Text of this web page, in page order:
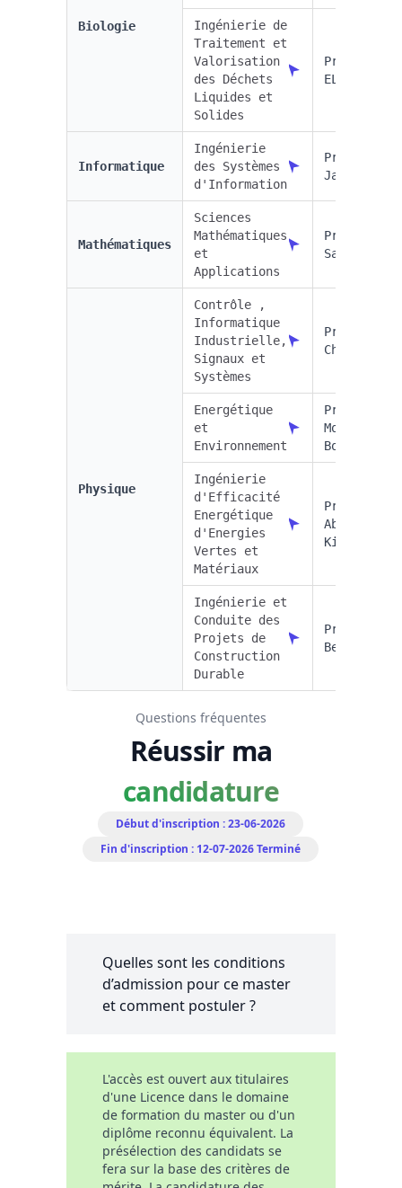
Biologie
Ingénierie de
Traitement et
Valorisation
des Déchets
Liquides et
Solides
Pr. Loubna
EL FELS
Informatique
Ingénierie
des Systèmes
d'Information
Pr. Zahi
Jarir
Mathématiques
Sciences
Mathématiques
et
Applications
Pr. Brahim
Sadik
Physique
Contrôle ,
Informatique
Industrielle,
Signaux et
Systèmes
Pr. Rafik
Channa
Energétique
et
Environnement
Pr.
Mohammed
Boukendil
Ingénierie
d'Efficacité
Energétique
d'Energies
Vertes et
Matériaux
Pr
Abdelkader
Kissani
Ingénierie et
Conduite des
Projets de
Construction
Durable
Pr Fatiha
Berroug
Questions fréquentes
Réussir ma
candidature
Début d'inscription : 23-06-2026
Fin d'inscription : 12-07-2026Terminé
Quelles sont les conditions
d’admission pour ce master
et comment postuler ?
L'accès est ouvert aux titulaires
d'une Licence dans le domaine
de formation du master ou d'un
diplôme reconnu équivalent. La
présélection des candidats se
fera sur la base des critères de